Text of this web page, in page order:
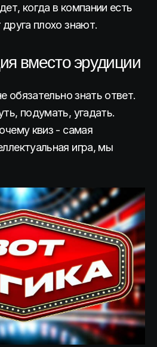
когда в компании есть
плохо знают.
вместо эрудиции
обязательно знать ответ.
подумать, угадать.
квиз - самая
игра, мы